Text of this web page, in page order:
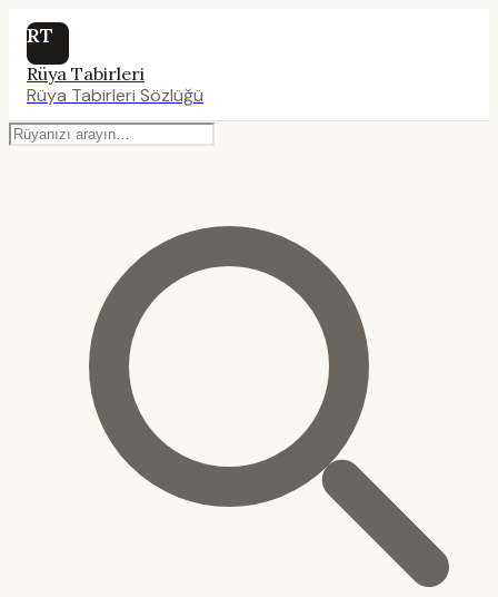
RT
Rüya Tabirleri
Rüya Tabirleri Sözlüğü